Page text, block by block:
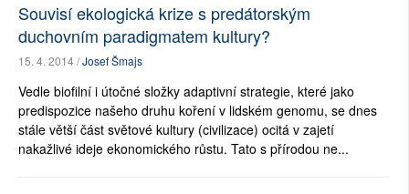
Souvisí ekologická krize s predátorským
duchovním paradigmatem kultury?
15. 4. 2014 /Josef Šmajs
Vedle biofilní i útočné složky adaptivní strategie, které jako
predispozice našeho druhu koření v lidském genomu, se dnes
stále větší část světové kultury (civilizace) ocitá v zajetí
nakažlivé ideje ekonomického růstu. Tato s přírodou ne...